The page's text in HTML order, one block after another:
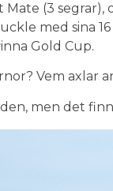
Mate (3
med sina
Gold Cup.
Vem axlar
men det